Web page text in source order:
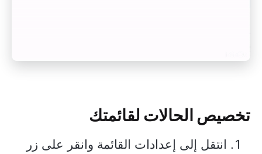
تخصيص الحالات لقائمتك
انتقل إلى إعدادات القائمة وانقر على زر